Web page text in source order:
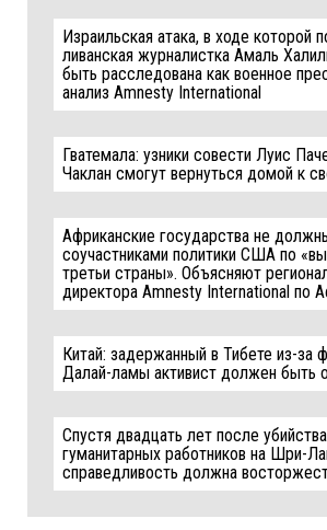
Израильская атака, в ходе которой
ливанская журналистка Амаль
быть расследована как военное
анализ Amnesty International
Гватемала: узники совести Луис
Чаклан смогут вернуться домой к
Африканские государства не
соучастниками политики США по
третьи страны». Объясняют
директора Amnesty International по
Китай: задержанный в Тибете из-за
Далай-ламы активист должен быть
Спустя двадцать лет после
гуманитарных работников на Шри-
справедливость должна